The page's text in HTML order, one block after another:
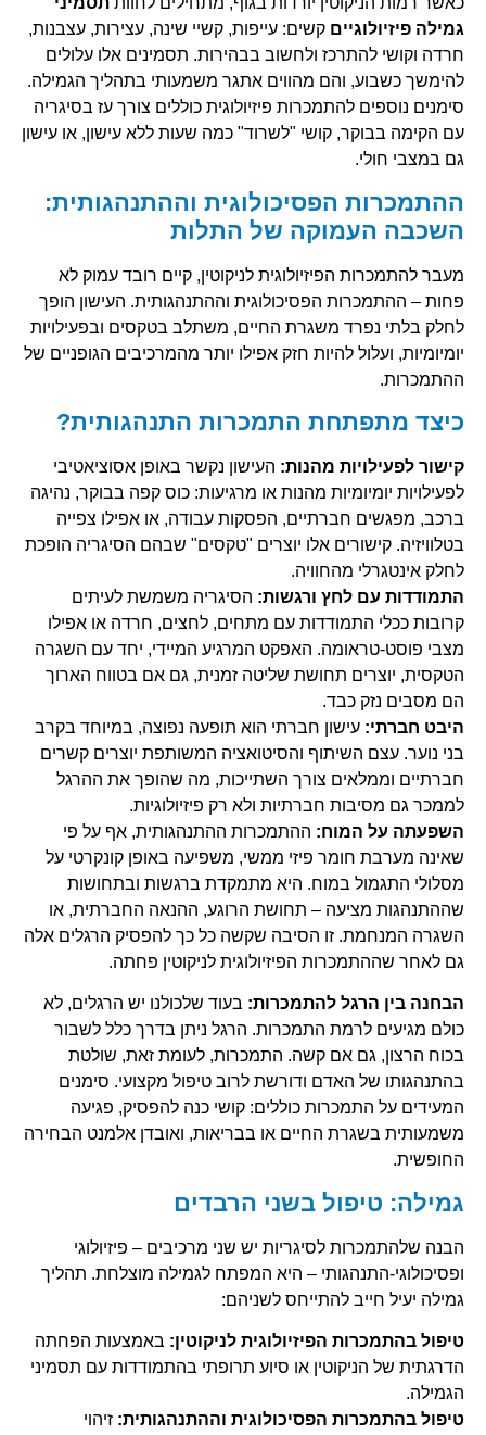
גמילה פיזיולוגיים קשים: עייפות, קשיי שינה, עצירות, עצבנות,
חרדה וקושי להתרכז ולחשוב בבהירות. תסמינים אלו עלולים
להימשך כשבוע, והם מהווים אתגר משמעותי בתהליך הגמילה.
סימנים נוספים להתמכרות פיזיולוגית כוללים צורך עז בסיגריה
עם הקימה בבוקר, קושי "לשרוד" כמה שעות ללא עישון, או עישון
גם במצבי חולי.
ההתמכרות הפסיכולוגית וההתנהגותית:
השכבה העמוקה של התלות
מעבר להתמכרות הפיזיולוגית לניקוטין, קיים רובד עמוק לא
פחות – ההתמכרות הפסיכולוגית וההתנהגותית. העישון הופך
לחלק בלתי נפרד משגרת החיים, משתלב בטקסים ובפעילויות
יומיומיות, ועלול להיות חזק אפילו יותר מהמרכיבים הגופניים של
ההתמכרות.
כיצד מתפתחת התמכרות התנהגותית?
קישור לפעילויות מהנות: העישון נקשר באופן אסוציאטיבי
לפעילויות יומיומיות מהנות או מרגיעות: כוס קפה בבוקר, נהיגה
ברכב, מפגשים חברתיים, הפסקות עבודה, או אפילו צפייה
בטלוויזיה. קישורים אלו יוצרים "טקסים" שבהם הסיגריה הופכת
לחלק אינטגרלי מהחוויה.
התמודדות עם לחץ ורגשות: הסיגריה משמשת לעיתים
קרובות ככלי התמודדות עם מתחים, לחצים, חרדה או אפילו
מצבי פוסט-טראומה. האפקט המרגיע המיידי, יחד עם השגרה
הטקסית, יוצרים תחושת שליטה זמנית, גם אם בטווח הארוך
הם מסבים נזק כבד.
היבט חברתי: עישון חברתי הוא תופעה נפוצה, במיוחד בקרב
בני נוער. עצם השיתוף והסיטואציה המשותפת יוצרים קשרים
חברתיים וממלאים צורך השתייכות, מה שהופך את ההרגל
לממכר גם מסיבות חברתיות ולא רק פיזיולוגיות.
השפעתה על המוח: ההתמכרות ההתנהגותית, אף על פי
שאינה מערבת חומר פיזי ממשי, משפיעה באופן קונקרטי על
מסלולי התגמול במוח. היא מתמקדת ברגשות ובתחושות
שההתנהגות מציעה – תחושת הרוגע, ההנאה החברתית, או
השגרה המנחמת. זו הסיבה שקשה כל כך להפסיק הרגלים אלה
גם לאחר שההתמכרות הפיזיולוגית לניקוטין פחתה.
הבחנה בין הרגל להתמכרות: בעוד שלכולנו יש הרגלים, לא
כולם מגיעים לרמת התמכרות. הרגל ניתן בדרך כלל לשבור
בכוח הרצון, גם אם קשה. התמכרות, לעומת זאת, שולטת
בהתנהגותו של האדם ודורשת לרוב טיפול מקצועי. סימנים
המעידים על התמכרות כוללים: קושי כנה להפסיק, פגיעה
משמעותית בשגרת החיים או בבריאות, ואובדן אלמנט הבחירה
החופשית.
גמילה: טיפול בשני הרבדים
הבנה שלהתמכרות לסיגריות יש שני מרכיבים – פיזיולוגי
ופסיכולוגי-התנהגותי – היא המפתח לגמילה מוצלחת. תהליך
גמילה יעיל חייב להתייחס לשניהם:
טיפול בהתמכרות הפיזיולוגית לניקוטין: באמצעות הפחתה
הדרגתית של הניקוטין או סיוע תרופתי בהתמודדות עם תסמיני
הגמילה.
טיפול בהתמכרות הפסיכולוגית וההתנהגותית: זיהוי